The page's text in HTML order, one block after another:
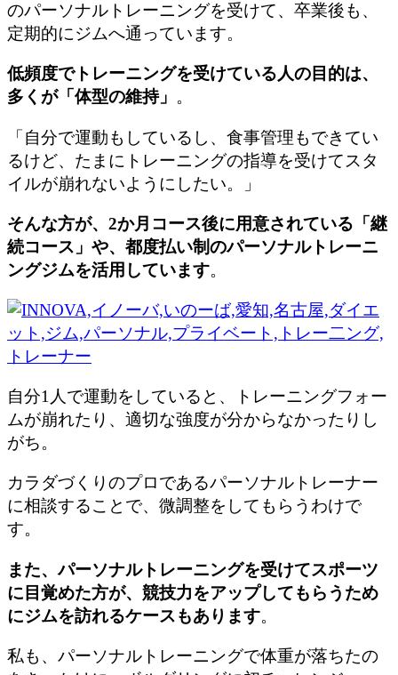
のパーソナルトレーニングを受けて、卒業後も、
定期的にジムへ通っています。
低頻度でトレーニングを受けている人の目的は、
多くが「体型の維持」 。
「自分で運動もしているし、食事管理もできてい
るけど、たまにトレーニングの指導を受けてスタ
イルが崩れないようにしたい。」
そんな方が、2か月コース後に用意されている「継
続コース」や、都度払い制のパーソナルトレーニ
ングジムを活用しています。
自分1人で運動をしていると、トレーニングフォー
ムが崩れたり、適切な強度が分からなかったりし
がち。
カラダづくりのプロであるパーソナルトレーナー
に相談することで、微調整をしてもらうわけで
す。
また、パーソナルトレーニングを受けてスポーツ
に目覚めた方が、競技力をアップしてもらうため
にジムを訪れるケースもあります。
私も、パーソナルトレーニングで体重が落ちたの